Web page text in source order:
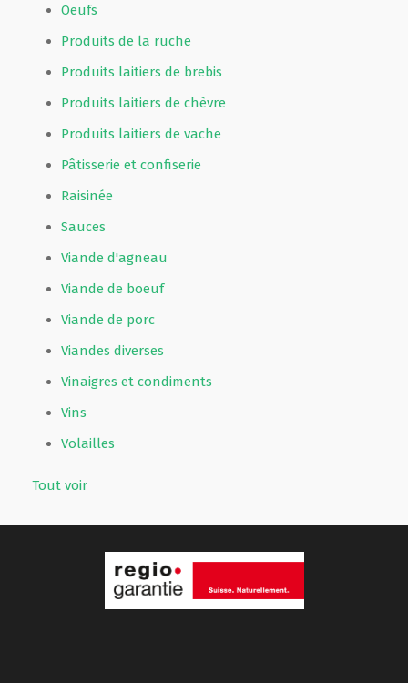
Oeufs
Produits de la ruche
Produits laitiers de brebis
Produits laitiers de chèvre
Produits laitiers de vache
Pâtisserie et confiserie
Raisinée
Sauces
Viande d'agneau
Viande de boeuf
Viande de porc
Viandes diverses
Vinaigres et condiments
Vins
Volailles
Tout voir